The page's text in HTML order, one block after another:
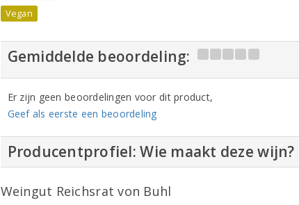
Vegan
Gemiddelde beoordeling:
Er zijn geen beoordelingen voor dit product,
Geef als eerste een beoordeling
Producentprofiel: Wie maakt deze wijn?
Weingut Reichsrat von Buhl